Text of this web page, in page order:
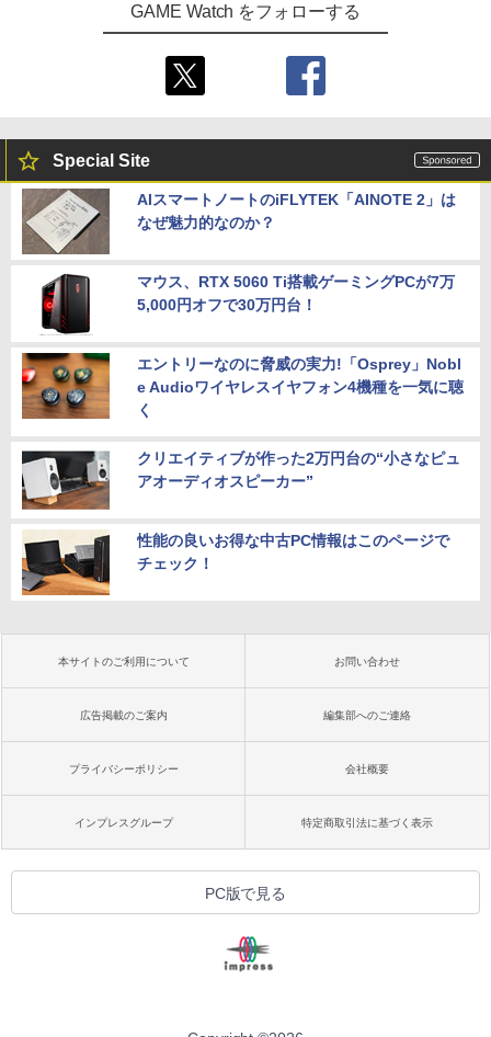
GAME Watch をフォローする
Special Site
AIスマートノートのiFLYTEK「AINOTE 2」は
なぜ魅力的なのか？
マウス、RTX 5060 Ti搭載ゲーミングPCが7万
5,000円オフで30万円台！
エントリーなのに脅威の実力!「Osprey」Nobl
e Audioワイヤレスイヤフォン4機種を一気に聴
く
クリエイティブが作った2万円台の“小さなピュ
アオーディオスピーカー”
性能の良いお得な中古PC情報はこのページで
チェック！
本サイトのご利用について お問い合わせ
広告掲載のご案内 編集部へのご連絡
プライバシーポリシー 会社概要
インプレスグループ 特定商取引法に基づく表示
PC版で見る